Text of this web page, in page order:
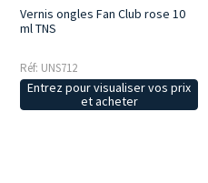
Vernis ongles Fan Club rose 10
ml TNS
Réf: UNS712
Entrez pour visualiser vos prix
et acheter